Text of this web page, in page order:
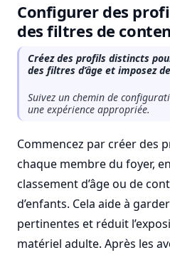
Configurer des
des filtres de
Créez des profils distincts
des filtres d’âge et imposez
Suivez un chemin de
une expérience appropriée.
Commencez par créer des
chaque membre du foyer,
classement d’âge ou de
d’enfants. Cela aide à
pertinentes et réduit
matériel adulte. Après les